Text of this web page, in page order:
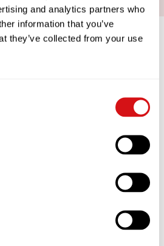
and analytics partners who
information that you’ve
they’ve collected from your use
APPROACH TO COFFEE
we do. That’s why we’ve
trailer and